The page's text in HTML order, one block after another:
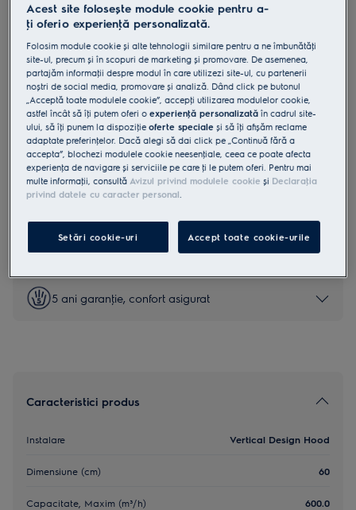
Hotă șemineu 700 Breeze 600 m³/h
60 cm Negru
4.8 (1031)
Fișa cu informaţii despre produs
Beneficii
Extracție silențioasă a mirosurilor pentru un aer proaspăt după gătit.
Funcția Breeze împrospătează aerul în mod silențios când ai terminat
de gătit.
Hob2Hood® ajustează hota pe baza setărilor plitei.
conform regulamentului UE 2023/988 sunt enumerate în
capitolele 1 și 2 din manualul de utilizare. Pentru utilizarea în
5 ani garanţie, confort asigurat
Caracteristici produs
Instalare Vertical Design Hood
Dimensiune (cm) 60
Capacitate, Maxim (m³/h) 600.0
Acest site folosește module cookie pentru a-
ţi oferi o experienţă personalizată.
Folosim module cookie și alte tehnologii similare pentru a ne îmbunătăţi
site-ul, precum și în scopuri de marketing și promovare. De asemenea,
partajăm informaţii despre modul în care utilizezi site-ul, cu partenerii
noștri de social media, promovare și analiză. Dând click pe butonul
„Acceptă toate modulele cookie”, accepţi utilizarea modulelor cookie,
astfel încât să îţi putem oferi oexperienţă personalizată în cadrul site-
ului, să îţi punem la dispoziţieoferte speciale și să îţi afișăm reclame
adaptate preferinţelor. Dacă alegi să dai click pe „Continuă fără a
accepta”, blochezi modulele cookie neesenţiale, ceea ce poate afecta
experienţa de navigare și serviciile pe care ţi le putem oferi. Pentru mai
multe informaţii, consultăAvizul privind modulele cookie și Declaraţia
privind datele cu caracter personal.
Setări cookie-uri Accept toate cookie-urile